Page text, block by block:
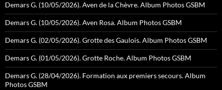
Demars G. (10/05/2026). Aven de la Chèvre. Album Photos GSBM
Demars G. (10/05/2026). Aven Rosa. Album Photos GSBM
Demars G. (02/05/2026). Grotte des Gaulois. Album Photos GSBM
Demars G. (01/05/2026). Grotte Roche. Album Photos GSBM
Demars G. (28/04/2026). Formation aux premiers secours. Album
Photos GSBM